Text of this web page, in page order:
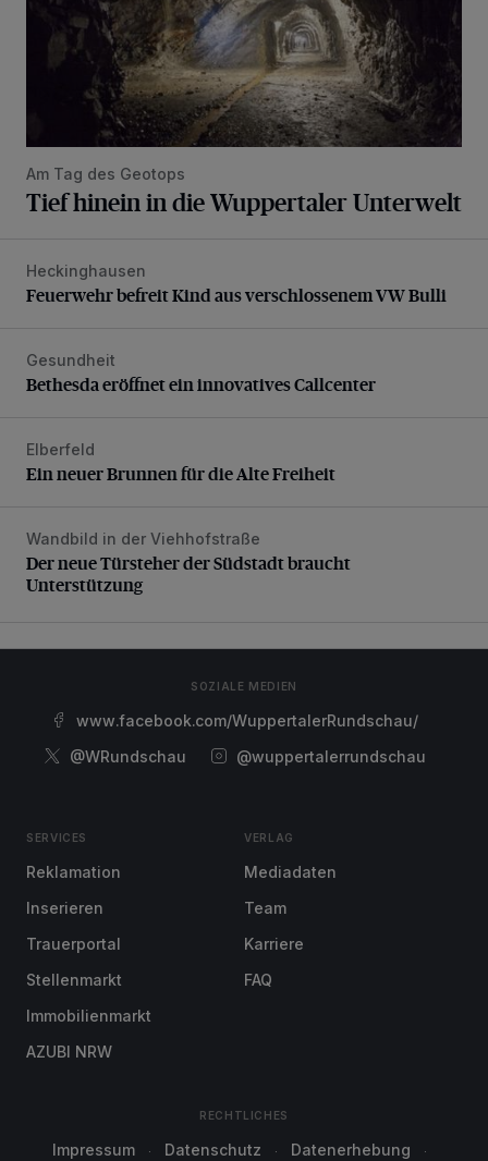
Am Tag des Geotops
Tief hinein in die Wuppertaler Unterwelt
Feuerwehr befreit Kind aus verschlossenem VW Bulli
Heckinghausen
Feuerwehr befreit Kind aus verschlossenem VW Bulli
Bethesda eröffnet ein innovatives Callcenter
Gesundheit
Bethesda eröffnet ein innovatives Callcenter
Ein neuer Brunnen für die Alte Freiheit
Elberfeld
Ein neuer Brunnen für die Alte Freiheit
Der neue Türsteher der Südstadt braucht Unterstützung
Wandbild in der Viehhofstraße
Der neue Türsteher der Südstadt braucht
Unterstützung
SOZIALE MEDIEN
www.facebook.com/WuppertalerRundschau/
@WRundschau
@wuppertalerrundschau
SERVICES
Reklamation
Inserieren
Trauerportal
Stellenmarkt
Immobilienmarkt
AZUBI NRW
VERLAG
Mediadaten
Team
Karriere
FAQ
RECHTLICHES
Impressum Datenschutz Datenerhebung